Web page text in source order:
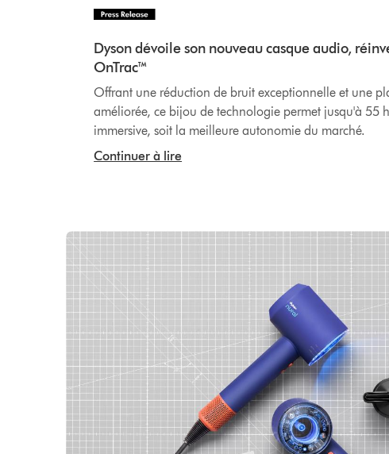
Dyson dévoile son nouveau casque audio,
OnTrac™
Offrant une réduction de bruit exceptionnelle et une
améliorée, ce bijou de technologie permet jusqu'à 55
immersive, soit la meilleure autonomie du marché.
Continuer à lire